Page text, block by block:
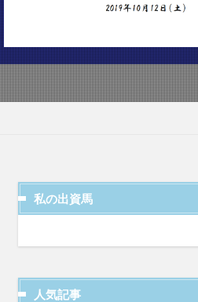
私の出資馬
人気記事